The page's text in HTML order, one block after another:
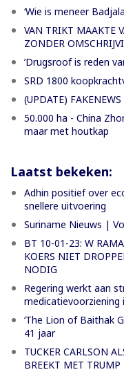
‘Wie is meneer
VAN TRIKT MAAKTE
ZONDER
’Drugsroof is reden
SRD 1800
(UPDATE)
50.000 ha - China
maar met houtkap
Laatst bekeken:
Adhin positief over
snellere uitvoering
Suriname Nieuws |
BT 10-01-23: W
KOERS NIET
NODIG
Regering werkt aan
medicatievoorziening
‘The Lion of Baithak
41 jaar
TUCKER CARLSON
BREEKT MET TRUMP